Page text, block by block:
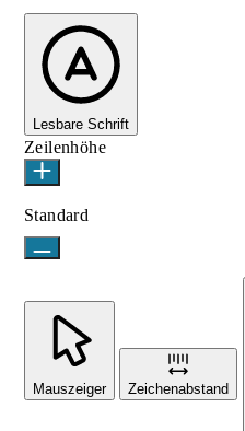
Lesbare Schrift
Zeilenhöhe
Standard
Mauszeiger Zeichenabstand